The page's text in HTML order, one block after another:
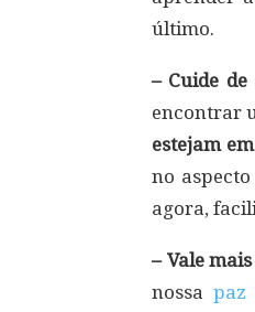
último.
– Cuide
encontrar
estejam
no
agora,
– Vale
nossapaz